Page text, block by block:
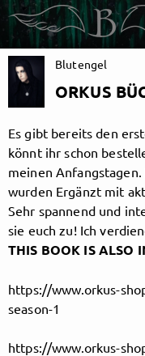
Blutengel
ORKUS
Es gibt bereits den
könnt ihr schon
meinen
wurden Ergänzt mit
Sehr spannend und
sie euch zu! Ich
THIS BOOK IS ALSO
https://www.orkus-
season-1
https://www.orkus-